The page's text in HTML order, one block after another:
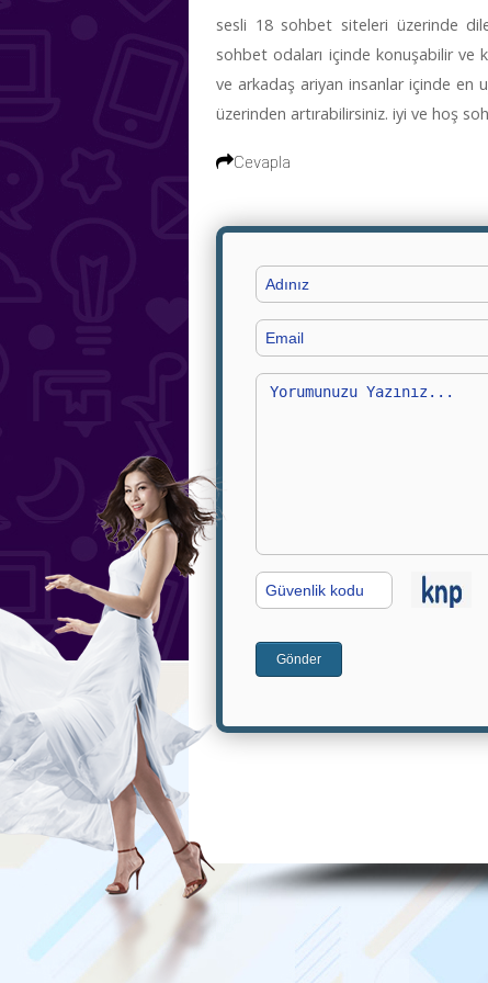
sesli 18 sohbet siteleri üzerinde
sohbet odaları içinde konuşabilir ve
ve arkadaş ariyan insanlar içinde en
üzerinden artırabilirsiniz. iyi ve hoş
Cevapla
Adınız
Email
Yorumunuz
G.
Kodu
Gönder